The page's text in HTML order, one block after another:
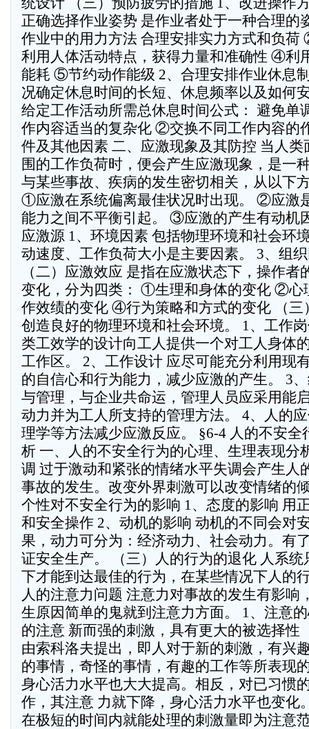
正确选择作业姿势 是作业者处于一种合理的
作业中的用力方法 合理安排实力方式和负
利用人体活动特点，获得力量和准确性 ④利
能耗 ⑤节约动作能级 2、合理安排作业休息
况确定休息时间的长短、休息频率以及如何
给定工作活动所需总休息时间公式： 避免
作内容适当的复杂化 ②交换不同工作内容的
件及其他因素 二、应激现象及其防控 当人
围的工作负荷时，便会产生应激现象，是一
与某些事故、疾病的发生密切相关，从以下
①应激在系统偏离最佳状况时出现。 ②应激
能力之间不平衡引起。 ③应激的产生有动机
应激源 1、环境因素 包括物理环境和社会环
动速度、工作负荷大小是主要因素。 3、组
（二）应激效应 是指在应激状态下，操作者
变化，分为四类： ①生理和身体的变化 ②
作效绩的变化 ④行为策略和方式的变化 （三
创造良好的物理环境和社会环境。 1、工作
类工效学的设计向工人提供一个对工人身体
工作区。 2、工作设计 应尽可能充分利用现
的自信心和行为能力，减少应激的产生。 3
与管理，与企业共命运，管理人员应采用能
动力并为工人所支持的管理方法。 4、人的
理学等方法减少应激反应。 §6-4 人的不安全
析 一、人的不安全行为的心理、生理表现分
调 过于激动和紧张的情绪水平失调会产生人
事故的发生。改变外界刺激可以改变情绪的
个性对不安全行为的影响 1、态度的影响 用
和安全操作 2、动机的影响 动机的不同会对
果，动力可分为：经济动力、社会动力。有
证安全生产。 （三）人的行为的退化 人系
下才能到达最佳的行为，在某些情况下人的
人的注意力问题 注意力对事故的发生有影响
生原因简单的鬼就到注意力方面。 1、注意
的注意 新而强的刺激，具有更大的被选择性
由索科洛夫提出，即人对于新的刺激，有兴
的事情，奇怪的事情，有趣的工作等所表现
身心活力水平也大大提高。相反，对已习惯
作，其注意 力就下降，身心活力水平也变化
在极短的时间内就能处理的刺激量即为注意